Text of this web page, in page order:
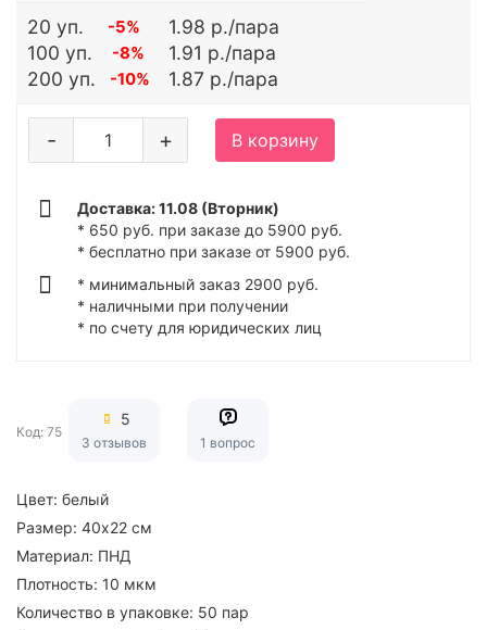
Цвет: белый
Размер: 40х22 см
Материал: ПНД
Плотность: 10 мкм
Количество в упаковке: 50 пар
20 уп. -5%
1.98 р./пара
100 уп.
-8%
1.91 р./пара
200 уп.
-10% 1.87 р./пара
+
- В корзину
Доставка: 11.08 (Вторник)
* 650 руб. при заказе до 5900 руб.
* бесплатно при заказе от 5900 руб.
* минимальный заказ 2900 руб.
* наличными при получении
* по счету для юридических лиц
Код: 75
5
3 отзывов 1 вопрос